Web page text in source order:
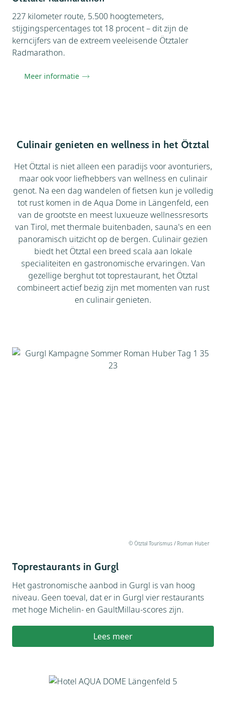
227 kilometer route, 5.500 hoogtemeters,
stijgingspercentages tot 18 procent – dit zijn de
kerncijfers van de extreem veeleisende Ötztaler
Radmarathon.
Meer informatie
Culinair genieten en wellness in het Ötztal
Het Ötztal is niet alleen een paradijs voor avonturiers,
maar ook voor liefhebbers van wellness en culinair
genot. Na een dag wandelen of fietsen kun je volledig
tot rust komen in de Aqua Dome in Längenfeld, een
van de grootste en meest luxueuze wellnessresorts
van Tirol, met thermale buitenbaden, sauna's en een
panoramisch uitzicht op de bergen. Culinair gezien
biedt het Ötztal een breed scala aan lokale
specialiteiten en gastronomische ervaringen. Van
gezellige berghut tot toprestaurant, het Ötztal
combineert actief bezig zijn met momenten van rust
en culinair genieten.
© Ötztal Tourismus / Roman Huber
Toprestaurants in Gurgl
Het gastronomische aanbod in Gurgl is van hoog
niveau. Geen toeval, dat er in Gurgl vier restaurants
met hoge Michelin- en GaultMillau-scores zijn.
Lees meer